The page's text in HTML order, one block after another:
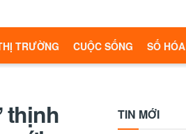
TRƯỜNG CUỘC SỐNG SỐ HÓA
thịnh TIN MỚI